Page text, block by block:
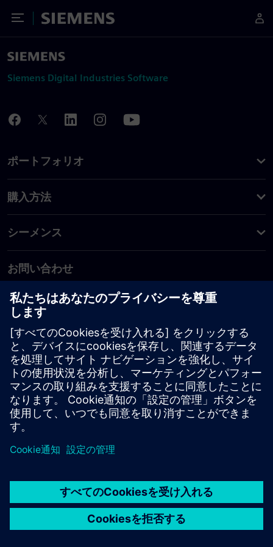
Toggle Menu
Siemens
Siemens Digital Industries Software
ポートフォリオ
購入方法
シーメンス
お問い合わせ
PLM製品のお問い合わせ
EDA製品のお問い合わせ
世界各地の事業拠点
サポート・センター
ご意見・ご要望
違法コピーの連絡先
© Siemens2026
タル・ミレニアム著作権法 (DMCA)
内部通報